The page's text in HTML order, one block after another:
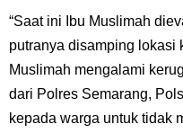
“Saat ini Ibu Muslimah
putranya disamping lokasi
Muslimah mengalami
dari Polres Semarang,
kepada warga untuk tidak